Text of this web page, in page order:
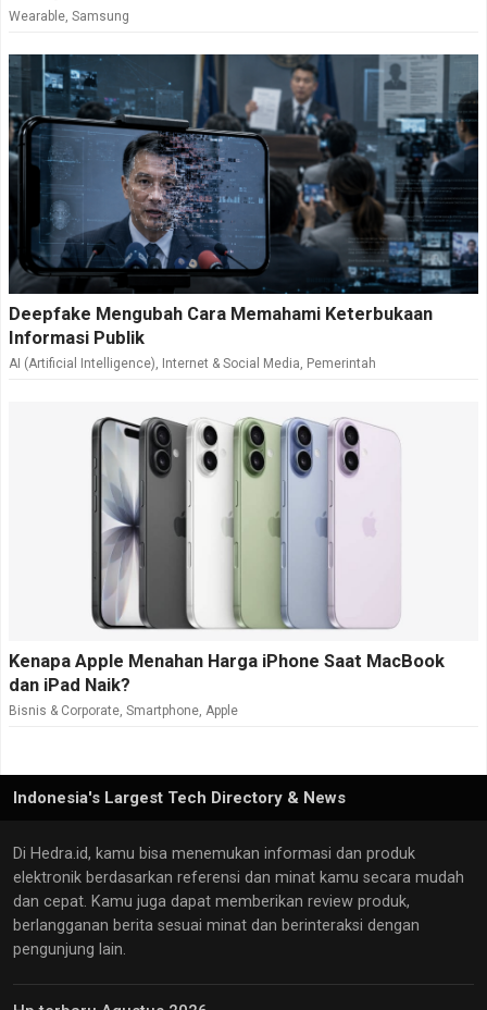
Wearable, Samsung
Deepfake Mengubah Cara Memahami Keterbukaan
Informasi Publik
AI (Artificial Intelligence), Internet & Social Media, Pemerintah
Kenapa Apple Menahan Harga iPhone Saat MacBook
dan iPad Naik?
Bisnis & Corporate, Smartphone, Apple
Indonesia's Largest Tech Directory & News
Di Hedra.id, kamu bisa menemukan informasi dan produk
elektronik berdasarkan referensi dan minat kamu secara mudah
dan cepat. Kamu juga dapat memberikan review produk,
berlangganan berita sesuai minat dan berinteraksi dengan
pengunjung lain.